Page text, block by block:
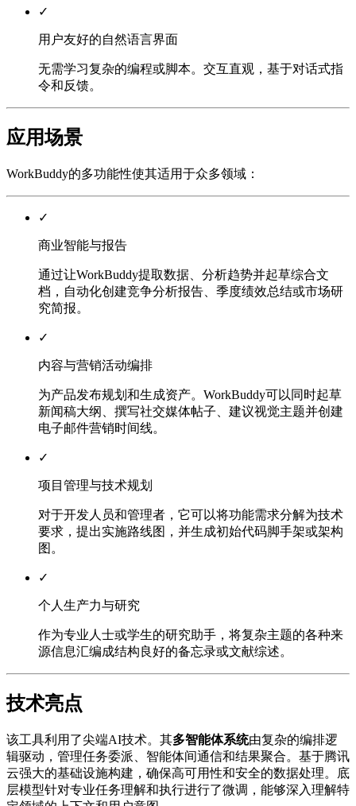
✓
用户友好的自然语言界面
无需学习复杂的编程或脚本。交互直观，基于对话式指
令和反馈。
应用场景
WorkBuddy的多功能性使其适用于众多领域：
✓
商业智能与报告
通过让WorkBuddy提取数据、分析趋势并起草综合文
档，自动化创建竞争分析报告、季度绩效总结或市场研
究简报。
✓
内容与营销活动编排
为产品发布规划和生成资产。WorkBuddy可以同时起草
新闻稿大纲、撰写社交媒体帖子、建议视觉主题并创建
电子邮件营销时间线。
✓
项目管理与技术规划
对于开发人员和管理者，它可以将功能需求分解为技术
要求，提出实施路线图，并生成初始代码脚手架或架构
图。
✓
个人生产力与研究
作为专业人士或学生的研究助手，将复杂主题的各种来
源信息汇编成结构良好的备忘录或文献综述。
技术亮点
该工具利用了尖端AI技术。其多智能体系统由复杂的编排逻
辑驱动，管理任务委派、智能体间通信和结果聚合。基于腾讯
云强大的基础设施构建，确保高可用性和安全的数据处理。底
层模型针对专业任务理解和执行进行了微调，能够深入理解特